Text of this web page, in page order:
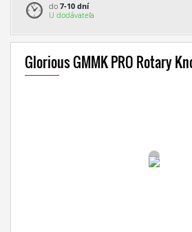
do 7-10 dní
U dodávateľa
Glorious GMMK PRO Rotary